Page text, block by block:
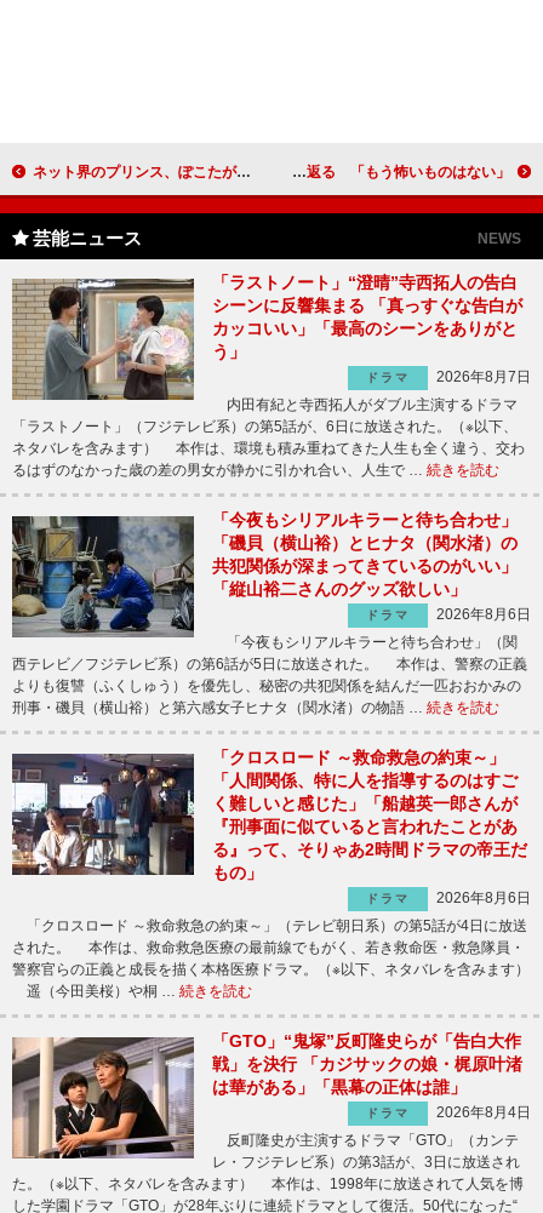
ネット界のプリンス、ぽこたが光源氏を熱演！ 湯澤幸一郎は「紫式部に謝りたい」 田畑智子、話題の初ヌードを振り返る 「もう怖いものはない」
芸能ニュース NEWS
「ラストノート」“澄晴”寺西拓人の告白
シーンに反響集まる 「真っすぐな告白が
カッコいい」「最高のシーンをありがと
う」
ドラマ
2026年8月7日
内田有紀と寺西拓人がダブル主演するドラマ
「ラストノート」（フジテレビ系）の第5話が、6日に放送された。（※以下、
ネタバレを含みます） 本作は、環境も積み重ねてきた人生も全く違う、交わ
るはずのなかった歳の差の男女が静かに引かれ合い、人生で … 続きを読む
「今夜もシリアルキラーと待ち合わせ」
「磯貝（横山裕）とヒナタ（関水渚）の
共犯関係が深まってきているのがいい」
「縦山裕二さんのグッズ欲しい」
ドラマ
2026年8月6日
「今夜もシリアルキラーと待ち合わせ」（関
西テレビ／フジテレビ系）の第6話が5日に放送された。 本作は、警察の正義
よりも復讐（ふくしゅう）を優先し、秘密の共犯関係を結んだ一匹おおかみの
刑事・磯貝（横山裕）と第六感女子ヒナタ（関水渚）の物語 … 続きを読む
「クロスロード ～救命救急の約束～」
「人間関係、特に人を指導するのはすご
く難しいと感じた」「船越英一郎さんが
『刑事面に似ていると言われたことがあ
る』って、そりゃあ2時間ドラマの帝王だ
もの」
ドラマ
2026年8月6日
「クロスロード ～救命救急の約束～」（テレビ朝日系）の第5話が4日に放送
された。 本作は、救命救急医療の最前線でもがく、若き救命医・救急隊員・
警察官らの正義と成長を描く本格医療ドラマ。（※以下、ネタバレを含みます）
遥（今田美桜）や桐 … 続きを読む
「GTO」“鬼塚”反町隆史らが「告白大作
戦」を決行 「カジサックの娘・梶原叶渚
は華がある」「黒幕の正体は誰」
ドラマ
2026年8月4日
反町隆史が主演するドラマ「GTO」（カンテ
レ・フジテレビ系）の第3話が、3日に放送され
た。（※以下、ネタバレを含みます） 本作は、1998年に放送されて人気を博
した学園ドラマ「GTO」が28年ぶりに連続ドラマとして復活。50代になった“